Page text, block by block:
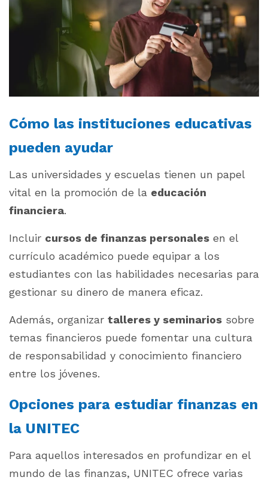
Cómo las instituciones educativas
pueden ayudar
Las universidades y escuelas tienen un papel
vital en la promoción de la educación
financiera.
Incluir cursos de finanzas personales en el
currículo académico puede equipar a los
estudiantes con las habilidades necesarias para
gestionar su dinero de manera eficaz.
Además, organizar talleres y seminarios sobre
temas financieros puede fomentar una cultura
de responsabilidad y conocimiento financiero
entre los jóvenes.
Opciones para estudiar finanzas en
la UNITEC
Para aquellos interesados en profundizar en el
mundo de las finanzas, UNITEC ofrece varias